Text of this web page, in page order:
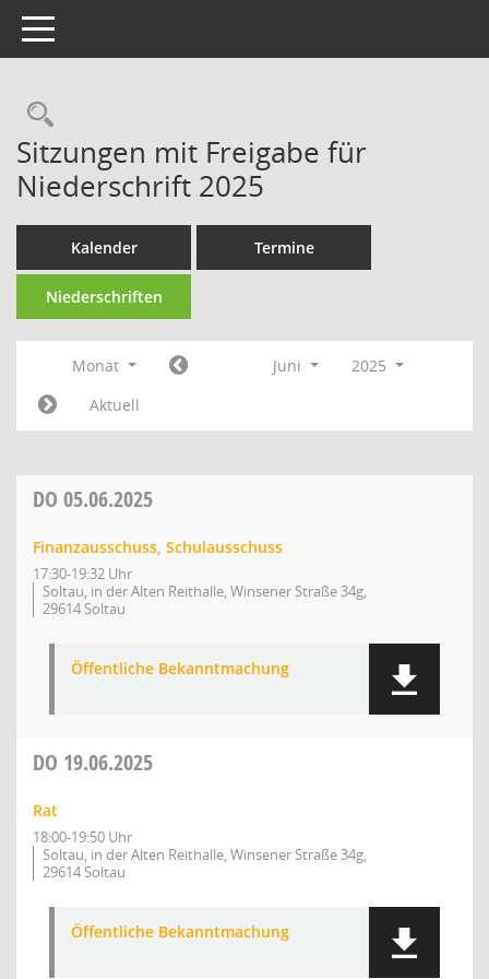
Toggle navigation
Rechercheauswahl
Sitzungen mit Freigabe für
Niederschrift 2025
Kalender Termine
Niederschriften
Monat Juni
2025
Aktuell
DO 05.06.2025
Finanzausschuss, Schulausschuss
17:30-19:32 Uhr
Soltau, in der Alten Reithalle, Winsener Straße 34g,
29614 Soltau
Öffentliche Bekanntmachung
DO 19.06.2025
Rat
18:00-19:50 Uhr
Soltau, in der Alten Reithalle, Winsener Straße 34g,
29614 Soltau
Öffentliche Bekanntmachung